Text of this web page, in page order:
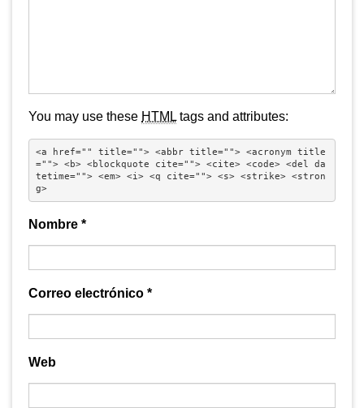
You may use these HTML tags and attributes:
<a href="" title=""> <abbr title=""> <acronym title
=""> <b> <blockquote cite=""> <cite> <code> <del da
tetime=""> <em> <i> <q cite=""> <s> <strike> <stron
g>
Nombre *
Correo electrónico *
Web